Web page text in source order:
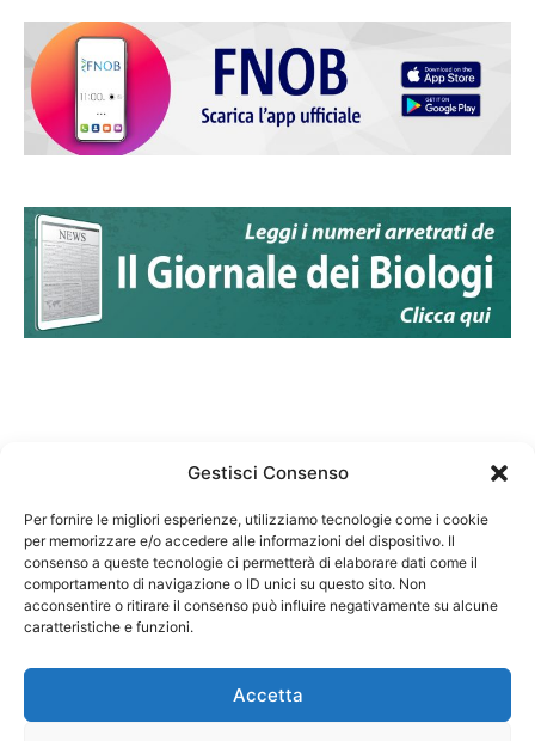
Gestisci Consenso
Per fornire le migliori esperienze, utilizziamo tecnologie come i cookie
per memorizzare e/o accedere alle informazioni del dispositivo. Il
consenso a queste tecnologie ci permetterà di elaborare dati come il
comportamento di navigazione o ID unici su questo sito. Non
acconsentire o ritirare il consenso può influire negativamente su alcune
caratteristiche e funzioni.
Accetta
Federazione Nazionale Degli Ordini dei Biologi:
codice fiscale 80069130583
Responsabile sito internet www.fnob.it: